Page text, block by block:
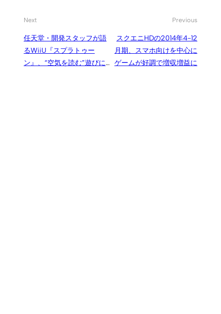
Next
任天堂・開発スタッフが語
るWiiU『スプラトゥー
ン』、“空気を読む”遊びに
Previous
スクエニHDの2014年4-12
月期、スマホ向けを中心に
ゲームが好調で増収増益に